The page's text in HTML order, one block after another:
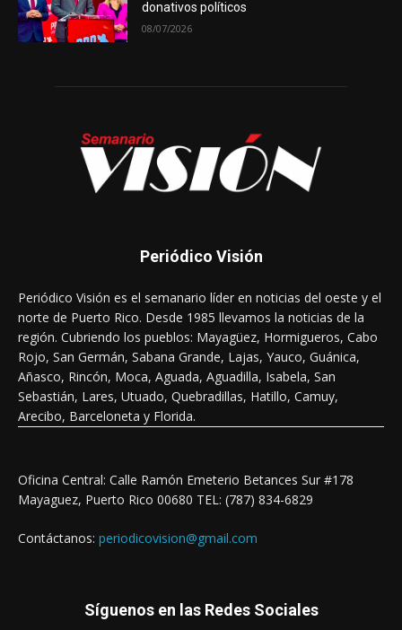
donativos políticos
08/07/2026
Periódico Visión
Periódico Visión es el semanario líder en noticias del oeste y el
norte de Puerto Rico. Desde 1985 llevamos la noticias de la
región. Cubriendo los pueblos: Mayagüez, Hormigueros, Cabo
Rojo, San Germán, Sabana Grande, Lajas, Yauco, Guánica,
Añasco, Rincón, Moca, Aguada, Aguadilla, Isabela, San
Sebastián, Lares, Utuado, Quebradillas, Hatillo, Camuy,
Arecibo, Barceloneta y Florida.
Oficina Central: Calle Ramón Emeterio Betances Sur #178
Mayaguez, Puerto Rico 00680 TEL: (787) 834-6829
Contáctanos: periodicovision@gmail.com
Síguenos en las Redes Sociales